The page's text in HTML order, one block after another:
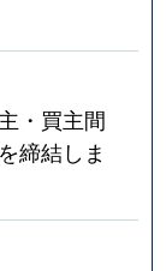
・買主間
締結しま